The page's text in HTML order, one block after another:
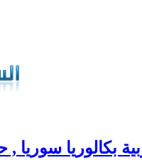
بكالوريا